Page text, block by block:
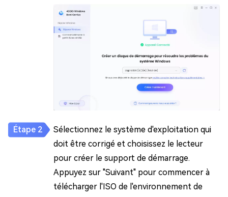
Sélectionnez le système d'exploitation qui
doit être corrigé et choisissez le lecteur
pour créer le support de démarrage.
Appuyez sur "Suivant" pour commencer à
télécharger l'ISO de l'environnement de